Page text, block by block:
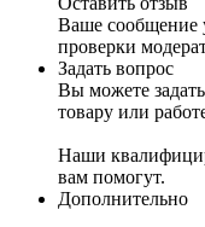
Ваше сообщение
проверки
Задать вопрос
Вы можете
товару или
Наши
вам помогут.
Дополнительно